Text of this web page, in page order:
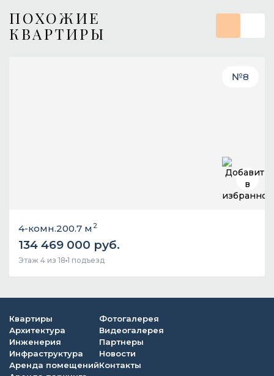
ПОХОЖИЕ
КВАРТИРЫ
№8
4-комн.200.7 м 2
134 469 000 руб.
Этаж 4 из 18 1 подъезд
Квартиры
Архитектура
Инженерия
Инфраструктура
Аренда помещений
Фотогалерея
Видеогалерея
Партнеры
Новости
Контакты